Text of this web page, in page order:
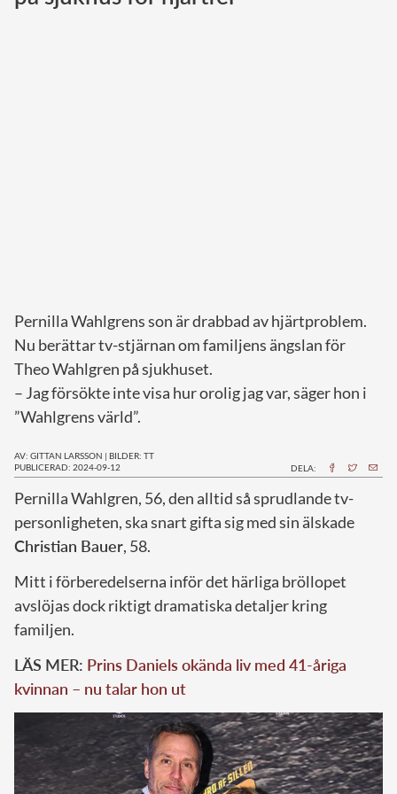
Monacos furstehus
Pernilla Wahlgrens son är drabbad av hjärtproblem.
Nu berättar tv-stjärnan om familjens ängslan för
Theo Wahlgren på sjukhuset.
– Jag försökte inte visa hur orolig jag var, säger hon i
”Wahlgrens värld”.
AV: GITTAN LARSSON | BILDER: TT
PUBLICERAD: 2024-09-12
DELA:
Pernilla Wahlgren, 56, den alltid så sprudlande tv-
personligheten, ska snart gifta sig med sin älskade
Christian Bauer, 58.
Mitt i förberedelserna inför det härliga bröllopet
avslöjas dock riktigt dramatiska detaljer kring
familjen.
LÄS MER: Prins Daniels okända liv med 41-åriga
kvinnan – nu talar hon ut